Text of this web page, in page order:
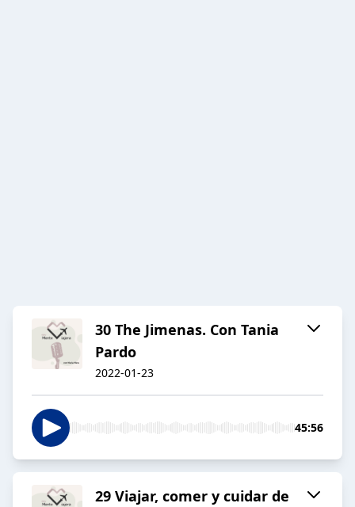
30 The Jimenas. Con Tania
Pardo
2022-01-23
45:56
29 Viajar, comer y cuidar de